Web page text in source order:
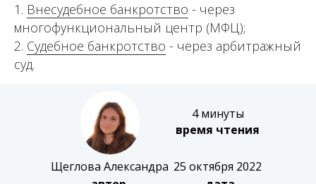
1. Внесудебное банкротство - через
многофункциональный центр (МФЦ);
2. Судебное банкротство - через арбитражный
суд.
25 октября 2022
4 минуты
время чтения
Щеглова Александра